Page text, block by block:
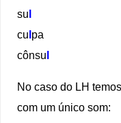
sul
culpa
cônsul
No caso do LH
com um único som: